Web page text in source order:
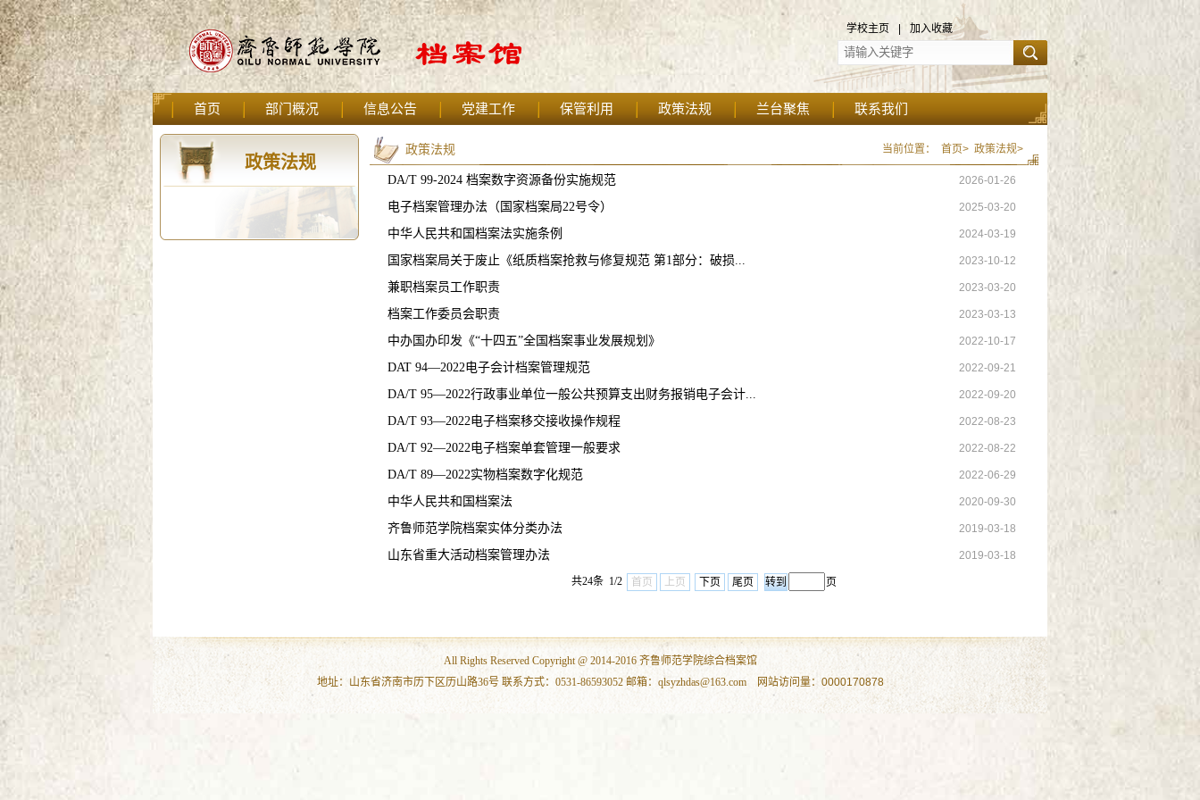
学校主页 加入收藏
首页 部门概况 信息公告 党建工作 保管利用 政策法规 兰台聚焦 联系我们
政策法规
政策法规 当前位置： 首页> 政策法规>
DA/T 99-2024 档案数字资源备份实施规范 2026-01-26
电子档案管理办法（国家档案局22号令） 2025-03-20
中华人民共和国档案法实施条例 2024-03-19
国家档案局关于废止《纸质档案抢救与修复规范 第1部分：破损... 2023-10-12
兼职档案员工作职责 2023-03-20
档案工作委员会职责 2023-03-13
中办国办印发《“十四五”全国档案事业发展规划》 2022-10-17
DAT 94—2022电子会计档案管理规范 2022-09-21
DA/T 95—2022行政事业单位一般公共预算支出财务报销电子会计... 2022-09-20
DA/T 93—2022电子档案移交接收操作规程 2022-08-23
DA/T 92—2022电子档案单套管理一般要求 2022-08-22
DA/T 89—2022实物档案数字化规范 2022-06-29
中华人民共和国档案法 2020-09-30
齐鲁师范学院档案实体分类办法 2019-03-18
山东省重大活动档案管理办法 2019-03-18
共24条 1/2 首页 上页 下页 尾页 页
All Rights Reserved Copyright @ 2014-2016 齐鲁师范学院综合档案馆
地址：山东省济南市历下区历山路36号 联系方式：0531-86593052 邮箱：qlsyzhdas@163.com 网站访问量： 0000170878